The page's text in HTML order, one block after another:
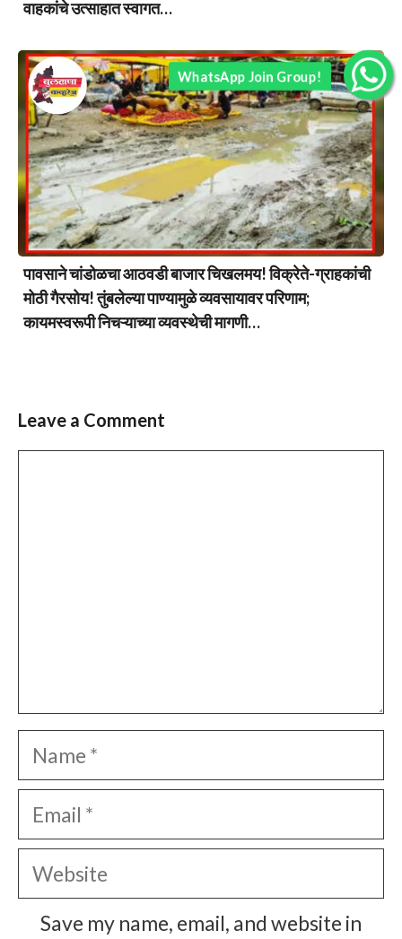
वाहकांचे उत्साहात स्वागत…
पावसाने चांडोळचा आठवडी बाजार चिखलमय! विक्रेते-ग्राहकांची
मोठी गैरसोय! तुंबलेल्या पाण्यामुळे व्यवसायावर परिणाम;
कायमस्वरूपी निचऱ्याच्या व्यवस्थेची मागणी…
Leave a Comment
Name
Email
Website
Save my name, email, and website in
WhatsApp Join Group!